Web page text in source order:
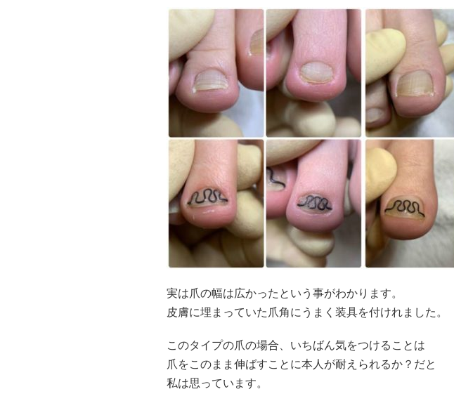
実は爪の幅は広かったという事がわかります。
皮膚に埋まっていた爪角にうまく装具を付けれました。
このタイプの爪の場合、いちばん気をつけることは
爪をこのまま伸ばすことに本人が耐えられるか？だと
私は思っています。